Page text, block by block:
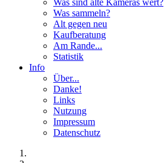
Was sind alte Kameras wert?
Was sammeln?
Alt gegen neu
Kaufberatung
Am Rande...
Statistik
Info
Über...
Danke!
Links
Nutzung
Impressum
Datenschutz